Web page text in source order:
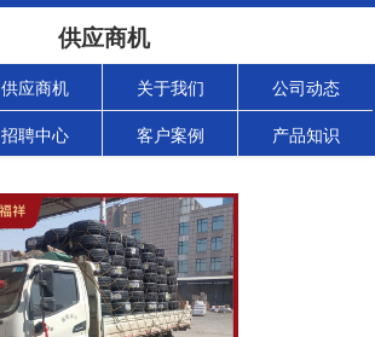
供应商机
供应商机 关于我们 公司动态
招聘中心 客户案例 产品知识